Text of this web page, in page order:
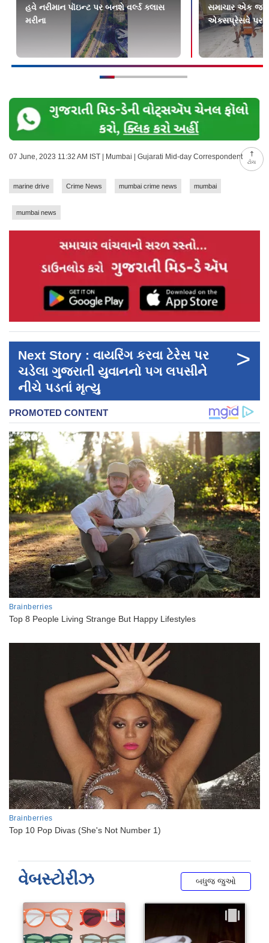
ટોચ
હવે નરીમાન પૉઇન્ટ પર બનશે વર્લ્ડ ક્લાસ
મરીના
સમાચાર એક જ
એક્સપ્રેસવે પર
07 June, 2023 11:32 AM IST | Mumbai | Gujarati Mid-day Correspondent
marine drive Crime News mumbai crime news mumbai
mumbai news
Next Story : વાયરિંગ કરવા ટેરેસ પર
ચડેલા ગુજરાતી યુવાનનો પગ લપસીનેે
નીચે પડતાં મૃત્યુ
>
વેબસ્ટોરીઝ બધુજ જુઓ